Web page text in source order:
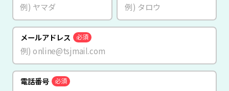
メールアドレス 必須
電話番号 必須